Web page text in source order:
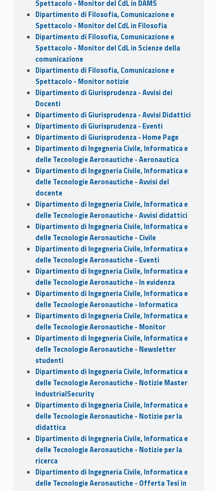
Spettacolo - Monitor del CdL in DAMS
Dipartimento di Filosofia, Comunicazione e
Spettacolo - Monitor del CdL in Filosofia
Dipartimento di Filosofia, Comunicazione e
Spettacolo - Monitor del CdL in Scienze della
comunicazione
Dipartimento di Filosofia, Comunicazione e
Spettacolo - Monitor notizie
Dipartimento di Giurisprudenza - Avvisi dei
Docenti
Dipartimento di Giurisprudenza - Avvisi Didattici
Dipartimento di Giurisprudenza - Eventi
Dipartimento di Giurisprudenza - Home Page
Dipartimento di Ingegneria Civile, Informatica e
delle Tecnologie Aeronautiche - Aeronautica
Dipartimento di Ingegneria Civile, Informatica e
delle Tecnologie Aeronautiche - Avvisi del
docente
Dipartimento di Ingegneria Civile, Informatica e
delle Tecnologie Aeronautiche - Avvisi didattici
Dipartimento di Ingegneria Civile, Informatica e
delle Tecnologie Aeronautiche - Civile
Dipartimento di Ingegneria Civile, Informatica e
delle Tecnologie Aeronautiche - Eventi
Dipartimento di Ingegneria Civile, Informatica e
delle Tecnologie Aeronautiche - In evidenza
Dipartimento di Ingegneria Civile, Informatica e
delle Tecnologie Aeronautiche - Informatica
Dipartimento di Ingegneria Civile, Informatica e
delle Tecnologie Aeronautiche - Monitor
Dipartimento di Ingegneria Civile, Informatica e
delle Tecnologie Aeronautiche - Newsletter
studenti
Dipartimento di Ingegneria Civile, Informatica e
delle Tecnologie Aeronautiche - Notizie Master
IndustrialSecurity
Dipartimento di Ingegneria Civile, Informatica e
delle Tecnologie Aeronautiche - Notizie per la
didattica
Dipartimento di Ingegneria Civile, Informatica e
delle Tecnologie Aeronautiche - Notizie per la
ricerca
Dipartimento di Ingegneria Civile, Informatica e
delle Tecnologie Aeronautiche - Offerta Tesi in